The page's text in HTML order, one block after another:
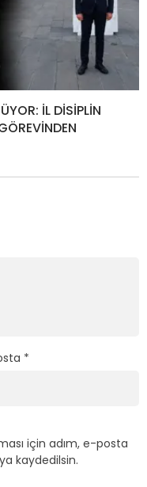
İL DİSİPLİN
*
için adım, e-posta
kaydedilsin.